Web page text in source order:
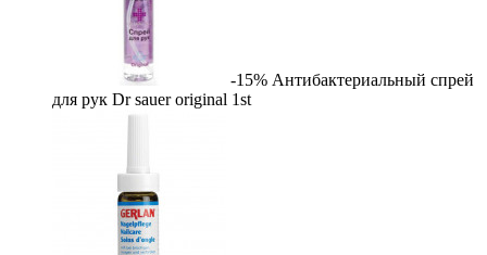
-15% Антибактериальный спрей
для рук Dr sauer original 1st